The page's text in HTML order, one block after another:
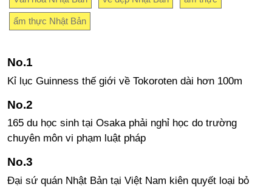
ẩm thực Nhật Bản
Kỉ lục Guinness thế giới về Tokoroten dài hơn 100m
165 du học sinh tại Osaka phải nghỉ học do trường
chuyên môn vi phạm luật pháp
Đại sứ quán Nhật Bản tại Việt Nam kiên quyết loại bỏ